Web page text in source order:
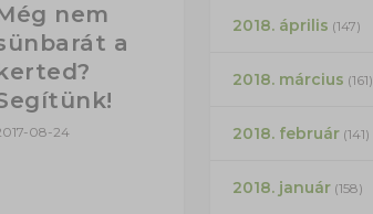
nem
a
08-24
2018. április (147)
2018. március (161)
2018. február(141)
2018. január(158)